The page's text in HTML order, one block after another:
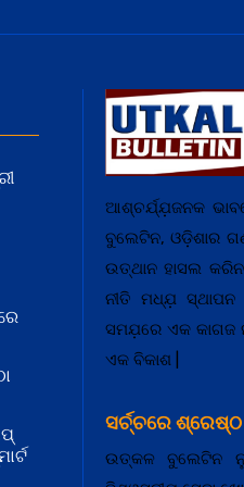
ଆଶ୍ଚର୍ଯ୍ଯ଼ଜନକ
ବୁଲେଟିନ, ଓଡ଼ିଶାର
ଉତ୍ଥାନ ହାସଲ
ନୀତି ମଧ୍ଯ଼
ସମଯ଼ରେ ଏକ କାଗଜ
ଏକ ବିକାଶ |
ସର୍ଚ୍ଚରେ
ଉତ୍କଳ ବୁଲେଟିନ